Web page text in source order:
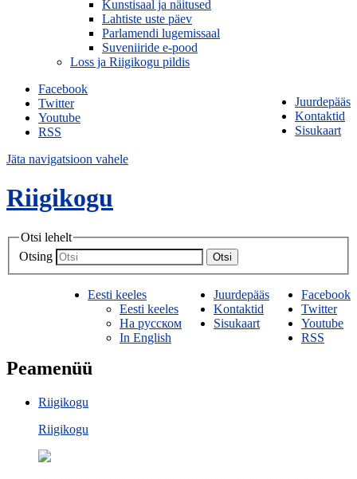
Kunstisaal ja näitused
Lahtiste uste päev
Parlamendi lugemissaal
Suveniiride e-pood
Loss ja Riigikogu pildis
Juurdepääs
Kontaktid
Sisukaart
Facebook
Twitter
Youtube
RSS
Jäta navigatsioon vahele
Riigikogu
Otsi lehelt
Otsing
Otsi
Facebook
Twitter
Youtube
RSS
Juurdepääs
Kontaktid
Sisukaart
Eesti keeles
Eesti keeles
На русском
In English
Peamenüü
Riigikogu
Riigikogu